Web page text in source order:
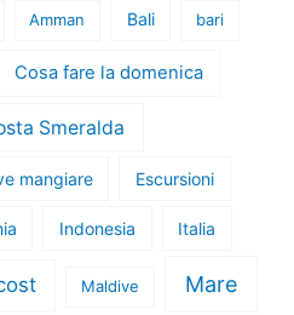
Amman Bali bari
Cosa fare la domenica
Smeralda
mangiare Escursioni
Indonesia Italia
Maldive Mare